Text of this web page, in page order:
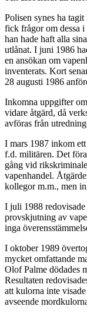
Polisen synes ha
fick frågor om dessa
han hade haft alla
utlånat. I juni 1986
en ansökan om
inventerats. Kort
28 augusti 1986
Inkomna uppgifter
vidare åtgärd, då
avföras från
I mars 1987 inkom
f.d. militären. Det
gång vid
vapenhandel.
kollegor m.m., men
I juli 1988
provskjutning av
inga
I oktober 1989
mycket omfattande
Olof Palme dödades
Resultaten
att kulorna inte
avseende